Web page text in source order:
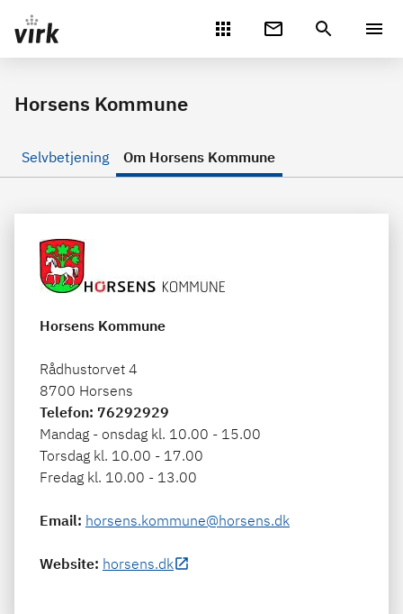
Gå direkte til indhold
Horsens Kommune
Selvbetjening Om Horsens Kommune
Horsens Kommune
Rådhustorvet 4
8700 Horsens
Telefon: 76292929
Mandag - onsdag kl. 10.00 - 15.00
Torsdag kl. 10.00 - 17.00
Fredag kl. 10.00 - 13.00
Email: horsens.kommune@horsens.dk
Website: horsens.dk